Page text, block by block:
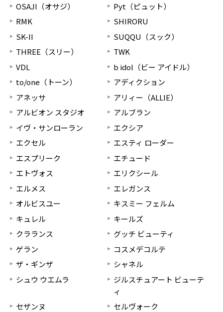
OSAJI（オサジ）
Pyt（ピュット）
RMK
SHIRORU
SK-II
SUQQU（スック）
THREE（スリー）
TWK
VDL
b idol（ビー アイドル）
to/one（トーン）
アディクション
アネッサ
アリィー（ALLIE）
アルビオン スタジオ
アルブラン
イヴ・サンローラン
エクシア
エクセル
エスティ ローダー
エスプリーク
エチュード
エトヴォス
エリクシール
エルメス
エレガンス
オルビスユー
キスミー フェルム
キュレル
キールズ
クラランス
グッチ ビューティ
ゲラン
コスメデコルテ
ザ・ギンザ
シャネル
シュウ ウエムラ
ジルスチュアート ビューテ
ィ
セザンヌ
セルヴォーク